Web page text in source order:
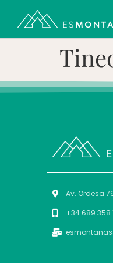
Av. Ordesa
+34 689 358